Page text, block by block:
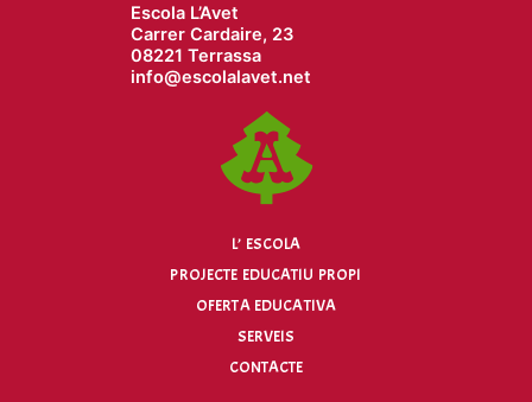
Escola L’Avet
Carrer Cardaire, 23
08221 Terrassa
info@escolalavet.net
L’ ESCOLA
PROJECTE EDUCATIU PROPI
OFERTA EDUCATIVA
SERVEIS
CONTACTE